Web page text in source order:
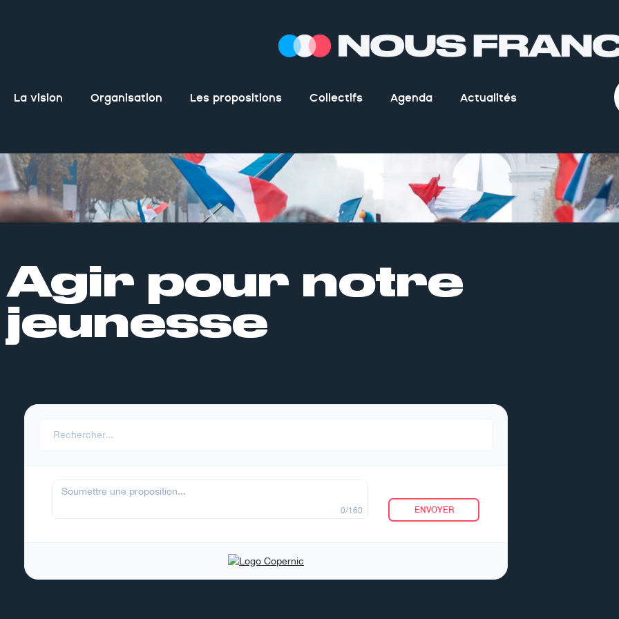
La vision Organisation Les propositions Collectifs Agenda Actualités
Agir pour notre
jeunesse